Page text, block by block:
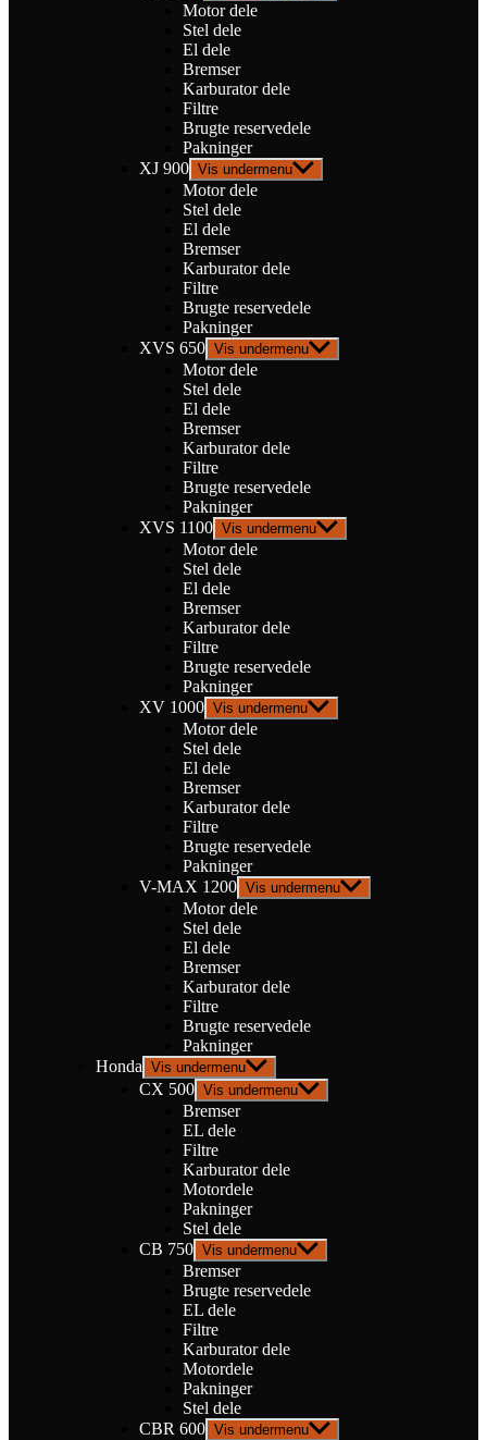
Motor dele
Stel dele
El dele
Bremser
Karburator dele
Filtre
Brugte reservedele
Pakninger
XJ 900 Vis undermenu
Motor dele
Stel dele
El dele
Bremser
Karburator dele
Filtre
Brugte reservedele
Pakninger
XVS 650 Vis undermenu
Motor dele
Stel dele
El dele
Bremser
Karburator dele
Filtre
Brugte reservedele
Pakninger
XVS 1100 Vis undermenu
Motor dele
Stel dele
El dele
Bremser
Karburator dele
Filtre
Brugte reservedele
Pakninger
XV 1000 Vis undermenu
Motor dele
Stel dele
El dele
Bremser
Karburator dele
Filtre
Brugte reservedele
Pakninger
V-MAX 1200 Vis undermenu
Motor dele
Stel dele
El dele
Bremser
Karburator dele
Filtre
Brugte reservedele
Pakninger
Honda Vis undermenu
CX 500 Vis undermenu
Bremser
EL dele
Filtre
Karburator dele
Motordele
Pakninger
Stel dele
CB 750 Vis undermenu
Bremser
Brugte reservedele
EL dele
Filtre
Karburator dele
Motordele
Pakninger
Stel dele
CBR 600 Vis undermenu